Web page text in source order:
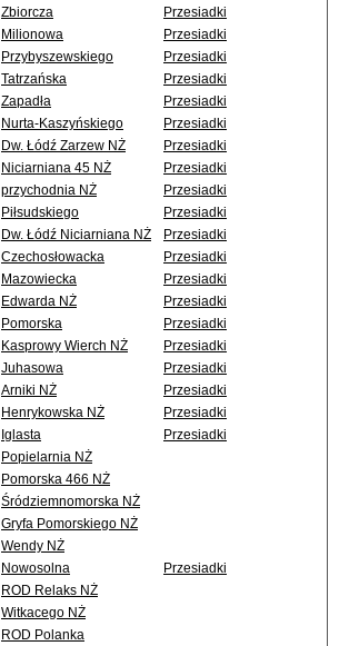
Zbiorcza
Przesiadki
Milionowa
Przesiadki
Przybyszewskiego
Przesiadki
Tatrzańska
Przesiadki
Zapadła
Przesiadki
Nurta-Kaszyńskiego
Przesiadki
Dw. Łódź Zarzew NŻ
Przesiadki
Niciarniana 45 NŻ
Przesiadki
przychodnia NŻ
Przesiadki
Piłsudskiego
Przesiadki
Dw. Łódź Niciarniana NŻ
Przesiadki
Czechosłowacka
Przesiadki
Mazowiecka
Przesiadki
Edwarda NŻ
Przesiadki
Pomorska
Przesiadki
Kasprowy Wierch NŻ
Przesiadki
Juhasowa
Przesiadki
Arniki NŻ
Przesiadki
Henrykowska NŻ
Przesiadki
Iglasta
Przesiadki
Popielarnia NŻ
Pomorska 466 NŻ
Śródziemnomorska NŻ
Gryfa Pomorskiego NŻ
Wendy NŻ
Nowosolna
Przesiadki
ROD Relaks NŻ
Witkacego NŻ
ROD Polanka